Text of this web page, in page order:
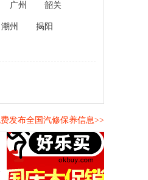
广州 韶关
潮州 揭阳
发布全国汽修保养信息>>